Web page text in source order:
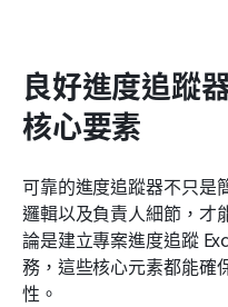
良好進度追蹤
核心要素
可靠的進度追蹤器不只是
邏輯以及負責人細節，才
論是建立專案進度追蹤
務，這些核心元素都能確
性。